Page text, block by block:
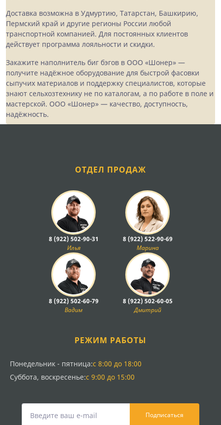
Доставка возможна в Удмуртию, Татарстан, Башкирию,
Пермский край и другие регионы России любой
транспортной компанией. Для постоянных клиентов
действует программа лояльности и скидки.
Закажите наполнитель биг бэгов в ООО «Шонер» —
получите надёжное оборудование для быстрой фасовки
сыпучих материалов и поддержку специалистов, которые
знают сельхозтехнику не по каталогам, а по работе в поле и
мастерской. ООО «Шонер» — качество, доступность,
надёжность.
ОТДЕЛ ПРОДАЖ
8 (922) 502-90-31
Илья
8 (922) 522-90-69
Марина
8 (922) 502-60-79
Вадим
8 (922) 502-60-05
Дмитрий
РЕЖИМ РАБОТЫ
Понедельник - пятница:с 8:00 до 18:00
Суббота, воскресенье:с 9:00 до 15:00
Подписаться